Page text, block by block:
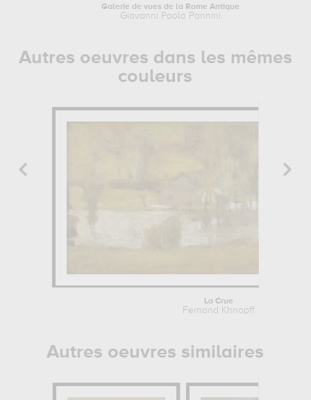
Galerie de vues de la Rome Antique
Giovanni Paolo Pannini
Autres oeuvres dans les mêmes
couleurs
La Crue
Fernand Khnopff
Autres oeuvres similaires